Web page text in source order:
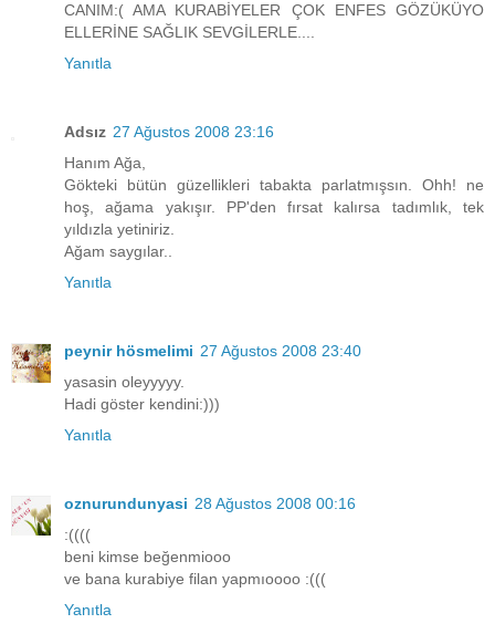
CANIM:( AMA KURABİYELER ÇOK ENFES GÖZÜKÜYO
ELLERİNE SAĞLIK SEVGİLERLE....
Yanıtla
Adsız 27 Ağustos 2008 23:16
Hanım Ağa,
Gökteki bütün güzellikleri tabakta parlatmışsın. Ohh! ne
hoş, ağama yakışır. PP'den fırsat kalırsa tadımlık, tek
yıldızla yetiniriz.
Ağam saygılar..
Yanıtla
peynir hösmelimi 27 Ağustos 2008 23:40
yasasin oleyyyyy.
Hadi göster kendini:)))
Yanıtla
oznurundunyasi 28 Ağustos 2008 00:16
:((((
beni kimse beğenmiooo
ve bana kurabiye filan yapmıoooo :(((
Yanıtla